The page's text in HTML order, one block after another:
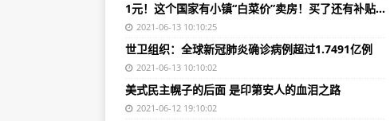
新冠疫情致美国F-35隐形战机减产
韩国将造4.5万吨级航母，配20架F-35B战斗
难怪美国不出口疫苗！已销毁至少7500
乌克兰特战小组深夜突袭，端掉东部武装
1元！这个国家有小镇“白菜价”卖房！买了还有补贴...
2021-06-13 10:10:25
世卫组织：全球新冠肺炎确诊病例超过1.7491亿例
2021-06-13 10:10:02
美式民主幌子的后面 是印第安人的血泪之路
2021-06-12 19:10:02